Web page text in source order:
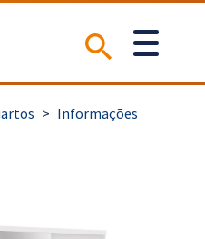
> Informações